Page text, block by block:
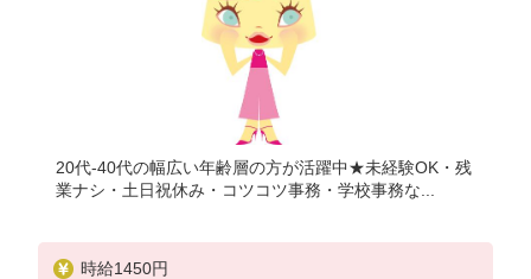
20代-40代の幅広い年齢層の方が活躍中★未経験OK・残
業ナシ・土日祝休み・コツコツ事務・学校事務な...
時給1450円